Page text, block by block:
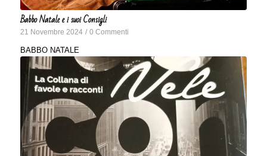
Babbo Natale e i suoi Consigli
21 Novembre 2024 / 0 Commenti
BABBO NATALE